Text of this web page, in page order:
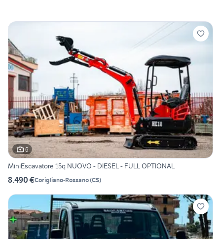
6
MiniEscavatore 15q NUOVO - DIESEL - FULL OPTIONAL
8.490 €Corigliano-Rossano(CS)